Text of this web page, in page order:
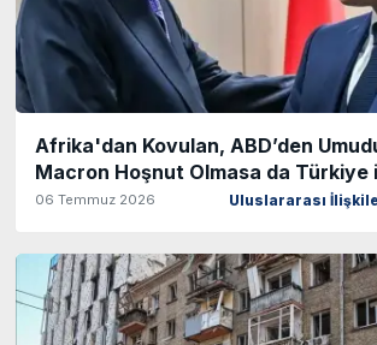
Afrika'dan Kovulan, ABD’den
Macron Hoşnut Olmasa da Türkiye
06 Temmuz 2026 Uluslararası